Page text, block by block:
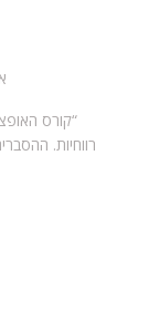
רווחיות.